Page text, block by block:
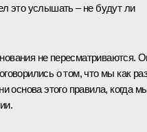
это услышать – не будут ли
не пересматриваются.
о том, что мы как раз
основа этого правила, когда